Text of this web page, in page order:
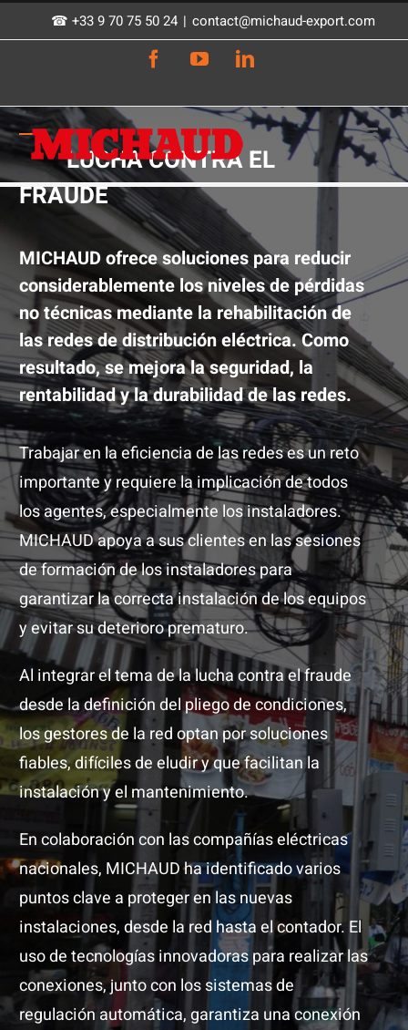
to
☎ +33 9 70 75 50 24 | contact@michaud-export.com
FacebookYouTubeLinkedIn
LUCHA CONTRA EL
FRAUDE
MICHAUD ofrece soluciones para reducir
considerablemente los niveles de pérdidas
no técnicas mediante la rehabilitación de
las redes de distribución eléctrica. Como
resultado, se mejora la seguridad, la
rentabilidad y la durabilidad de las redes.
Trabajar en la eficiencia de las redes es un reto
importante y requiere la implicación de todos
los agentes, especialmente los instaladores.
MICHAUD apoya a sus clientes en las sesiones
de formación de los instaladores para
garantizar la correcta instalación de los equipos
y evitar su deterioro prematuro.
Al integrar el tema de la lucha contra el fraude
desde la definición del pliego de condiciones,
los gestores de la red optan por soluciones
fiables, difíciles de eludir y que facilitan la
instalación y el mantenimiento.
En colaboración con las compañías eléctricas
nacionales, MICHAUD ha identificado varios
puntos clave a proteger en las nuevas
instalaciones, desde la red hasta el contador. El
uso de tecnologías innovadoras para realizar las
conexiones, junto con los sistemas de
regulación automática, garantiza una conexión